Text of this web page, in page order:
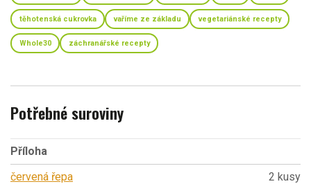
těhotenská cukrovka vaříme ze základu vegetariánské recepty
Whole30 záchranářské recepty
Potřebné suroviny
Příloha
červená řepa
2 kusy